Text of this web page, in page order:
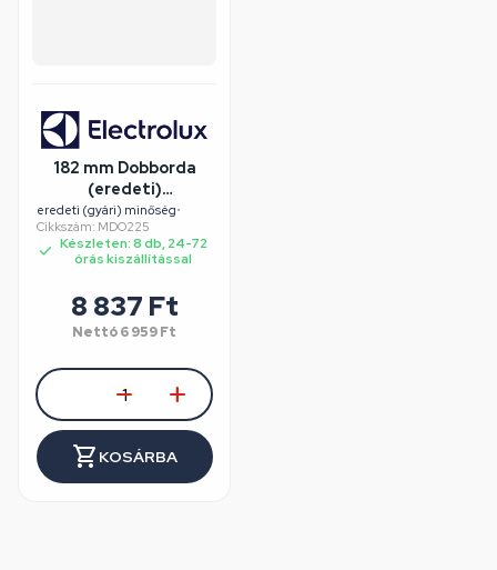
182 mm Dobborda
(eredeti)
ELECTROLUX
mosógép
eredeti (gyári) minőség•
Cikkszám: MDO225
Készleten: 8 db, 24-72
órás kiszállítással
8 837 Ft
Nettó6 959 Ft
KOSÁRBA